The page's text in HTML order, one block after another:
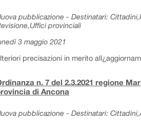
pubblicazione - Destinatari:
provinciali
3 maggio 2021
precisazioni in merito
n. 7 del 2.3.2021 regione
di Ancona
pubblicazione - Destinatari: